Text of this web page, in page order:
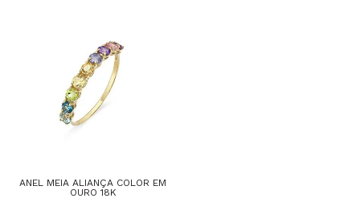
ANEL MEIA ALIANÇA COLOR EM
OURO 18K